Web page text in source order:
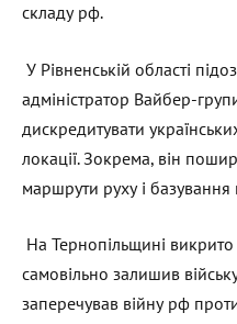
складу рф.
У Рівненській області
адміністратор Вайбер-
дискредитувати
локації. Зокрема, він
маршрути руху і базування
На Тернопільщині
самовільно залишив
заперечував війну рф